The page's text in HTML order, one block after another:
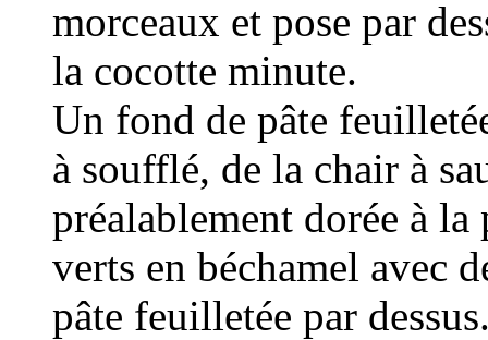
morceaux et pose par
la cocotte minute.
Un fond de pâte
à soufflé, de la chair à
préalablement dorée à
verts en béchamel avec
pâte feuilletée par